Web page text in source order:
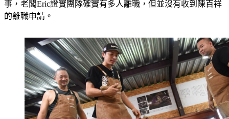
事，老闆Eric證實團隊確實有多人離職，但並沒有收到陳百祥
的離職申請。